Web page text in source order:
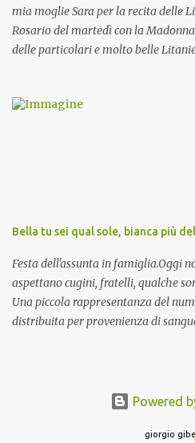
mia moglie Sara per la recita delle
Rosario del martedì con la
delle particolari e molto belle
preghiera.
Bella tu sei qual sole, bianca più
Festa dell'assunta in famiglia.Oggi
aspettano cugini, fratelli, qualche
Una piccola rappresentanza del
distribuita per provenienza di
Powered
giorgio